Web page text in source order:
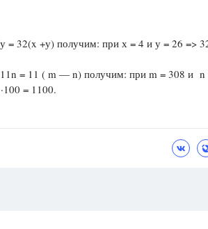
= 32(x +у) получим: при х = 4 и у = 26 =>
= 11 ( m — n) получим: при m = 308 и n
= 1100.